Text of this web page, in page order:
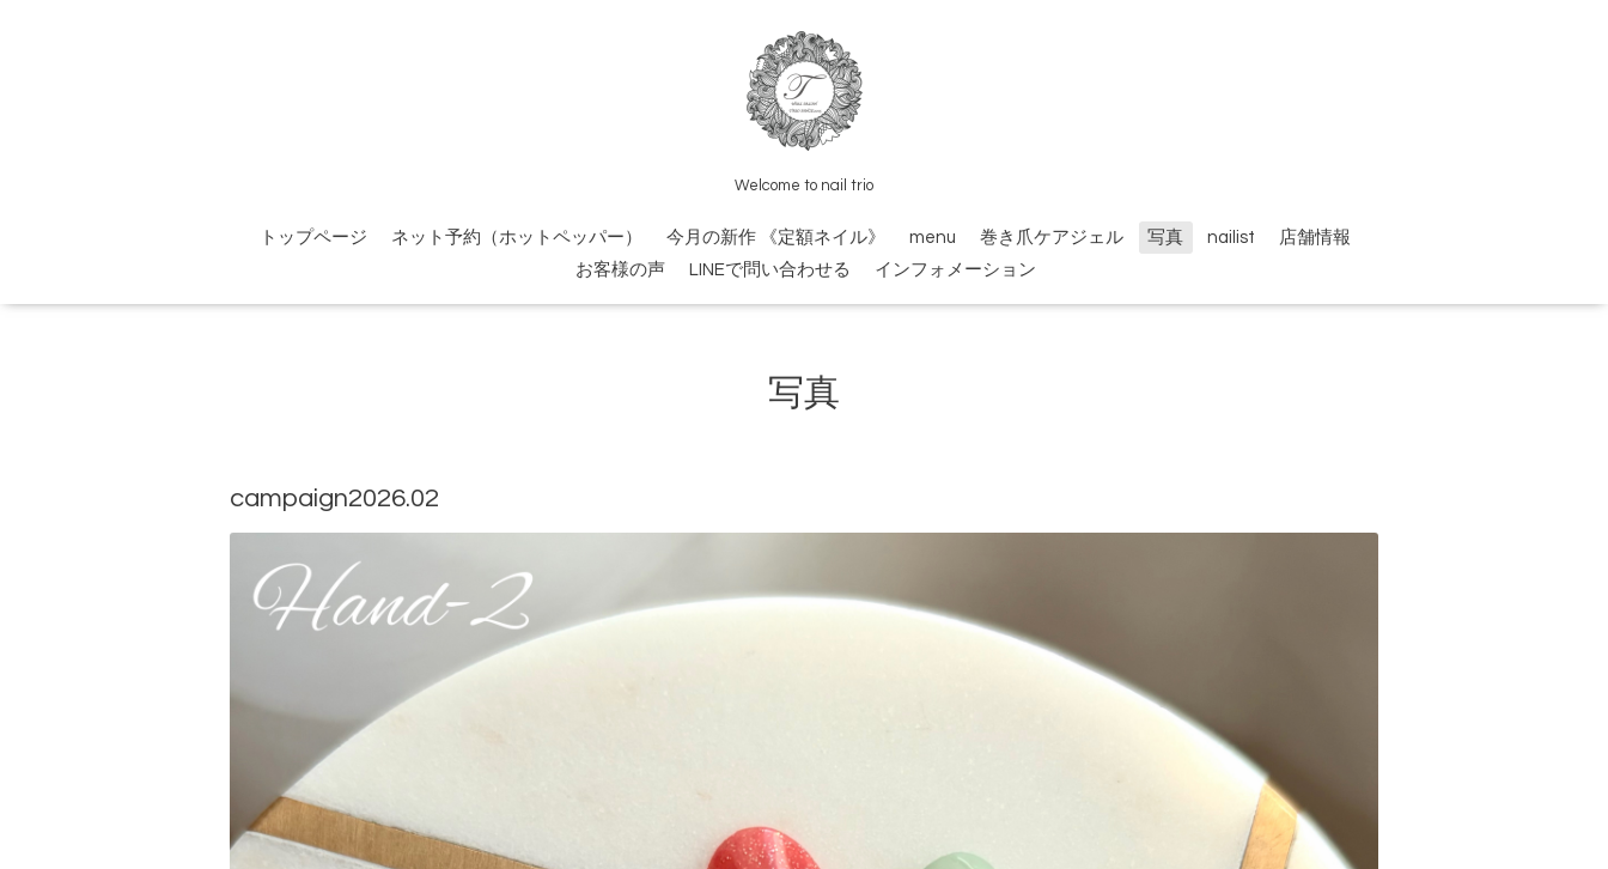
Welcome to nail trio
トップページ ネット予約（ホットペッパー） 今月の新作 《定額ネイル》 menu 巻き爪ケアジェル 写真 nailist
店舗情報
お客様の声
LINEで問い合わせる インフォメーション
写真
campaign2026.02